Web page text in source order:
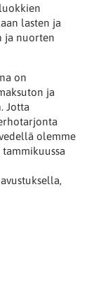
lasten ja
ja nuorten
on
ja
Jotta
olemme